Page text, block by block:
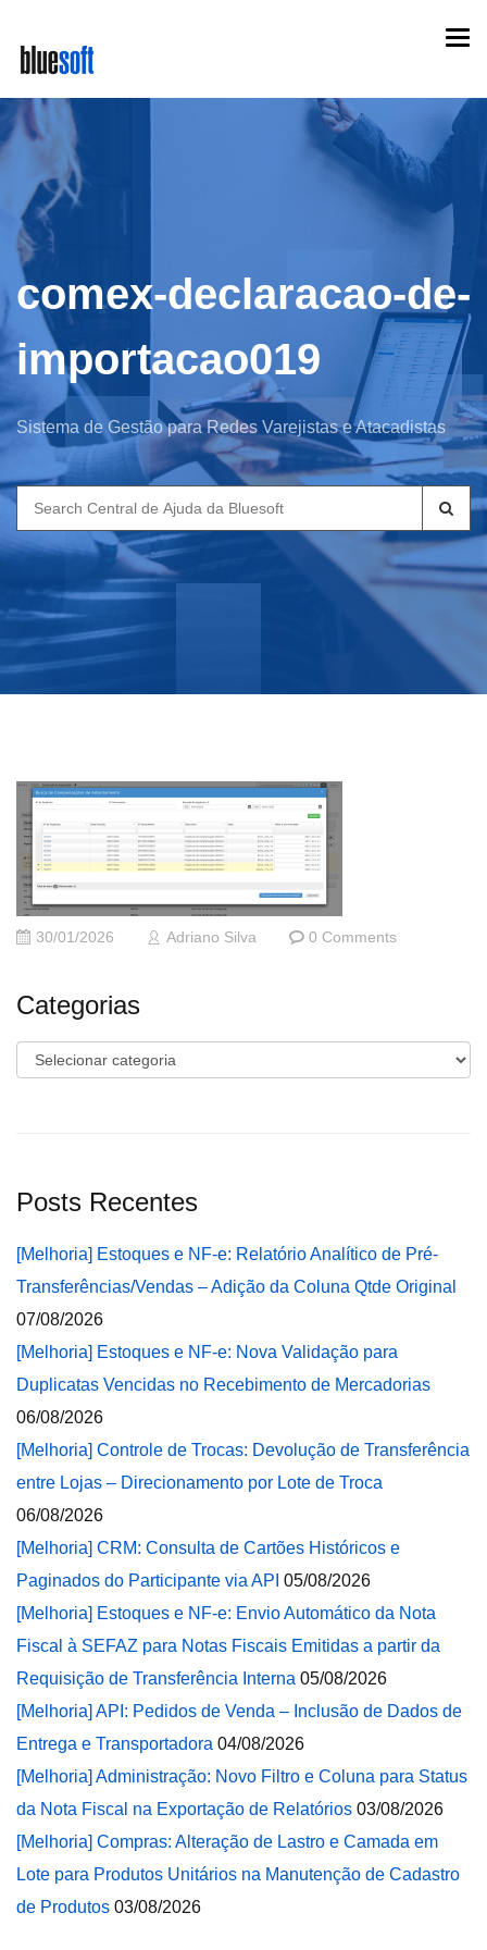
main
content
comex-declaracao-de-
importacao019
Sistema de Gestão para Redes Varejistas e Atacadistas
Search
for:
30/01/2026 Adriano Silva 0 Comments
Categorias
Categorias
Posts Recentes
[Melhoria] Estoques e NF-e: Relatório Analítico de Pré-
Transferências/Vendas – Adição da Coluna Qtde Original
07/08/2026
[Melhoria] Estoques e NF-e: Nova Validação para
Duplicatas Vencidas no Recebimento de Mercadorias
06/08/2026
[Melhoria] Controle de Trocas: Devolução de Transferência
entre Lojas – Direcionamento por Lote de Troca
06/08/2026
[Melhoria] CRM: Consulta de Cartões Históricos e
Paginados do Participante via API 05/08/2026
[Melhoria] Estoques e NF-e: Envio Automático da Nota
Fiscal à SEFAZ para Notas Fiscais Emitidas a partir da
Requisição de Transferência Interna 05/08/2026
[Melhoria] API: Pedidos de Venda – Inclusão de Dados de
Entrega e Transportadora 04/08/2026
[Melhoria] Administração: Novo Filtro e Coluna para Status
da Nota Fiscal na Exportação de Relatórios 03/08/2026
[Melhoria] Compras: Alteração de Lastro e Camada em
Lote para Produtos Unitários na Manutenção de Cadastro
de Produtos 03/08/2026